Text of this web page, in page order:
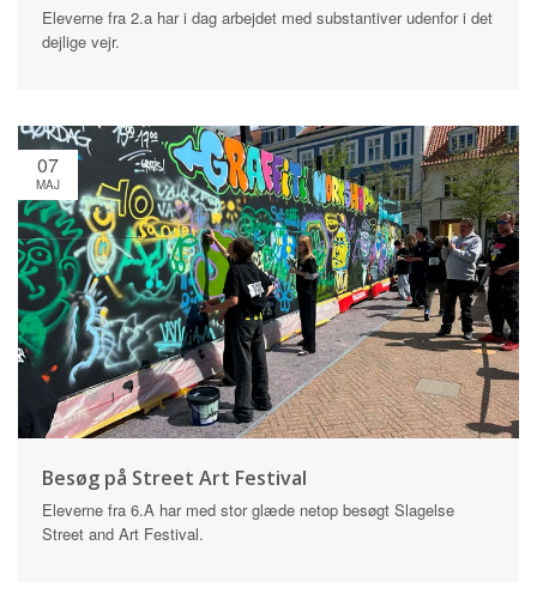
Eleverne fra 2.a har i dag arbejdet med substantiver udenfor i det
dejlige vejr.
07
MAJ
Besøg på Street Art Festival
Eleverne fra 6.A har med stor glæde netop besøgt Slagelse
Street and Art Festival.